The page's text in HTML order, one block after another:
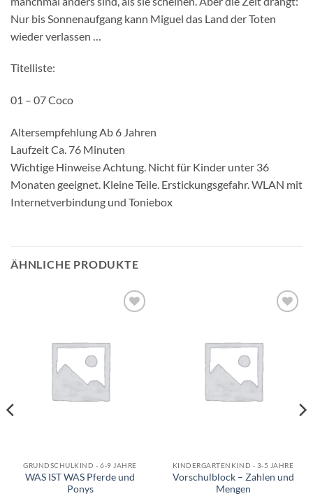
Nur bis Sonnenaufgang kann Miguel das Land der Toten
wieder verlassen …
Titelliste:
01 – 07 Coco
Altersempfehlung Ab 6 Jahren
Laufzeit Ca. 76 Minuten
Wichtige Hinweise Achtung. Nicht für Kinder unter 36
Monaten geeignet. Kleine Teile. Erstickungsgefahr. WLAN mit
Internetverbindung und Toniebox
ÄHNLICHE PRODUKTE
GRUNDSCHULKIND - 6-9 JAHRE
WAS IST WAS Pferde und
Ponys
KINDERGARTENKIND - 3-5 JAHRE
Vorschulblock – Zahlen und
Mengen